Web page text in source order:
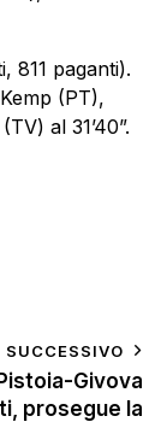
811 paganti).
(PT),
al 31’40”.
SUCCESSIVO
Givova
prosegue la